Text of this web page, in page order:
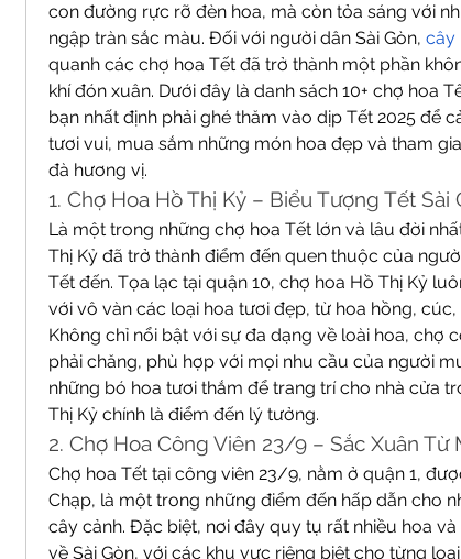
con đường rực rỡ đèn hoa, mà còn tỏa sáng với
ngập tràn sắc màu. Đối với người dân Sài Gòn, cây
quanh các chợ hoa Tết đã trở thành một phần
khí đón xuân. Dưới đây là danh sách 10+ chợ hoa
bạn nhất định phải ghé thăm vào dịp Tết 2025 để
tươi vui, mua sắm những món hoa đẹp và tham
đà hương vị.
1. Chợ Hoa Hồ Thị Kỷ – Biểu Tượng Tết Sài
Là một trong những chợ hoa Tết lớn và lâu đời
Thị Kỷ đã trở thành điểm đến quen thuộc của
Tết đến. Tọa lạc tại quận 10, chợ hoa Hồ Thị Kỷ
với vô vàn các loại hoa tươi đẹp, từ hoa hồng,
Không chỉ nổi bật với sự đa dạng về loài hoa, chợ
phải chăng, phù hợp với mọi nhu cầu của người
những bó hoa tươi thắm để trang trí cho nhà cửa
Thị Kỷ chính là điểm đến lý tưởng.
2. Chợ Hoa Công Viên 23/9 – Sắc Xuân Từ
Chợ hoa Tết tại công viên 23/9, nằm ở quận 1,
Chạp, là một trong những điểm đến hấp dẫn cho
cây cảnh. Đặc biệt, nơi đây quy tụ rất nhiều hoa
về Sài Gòn, với các khu vực riêng biệt cho từng